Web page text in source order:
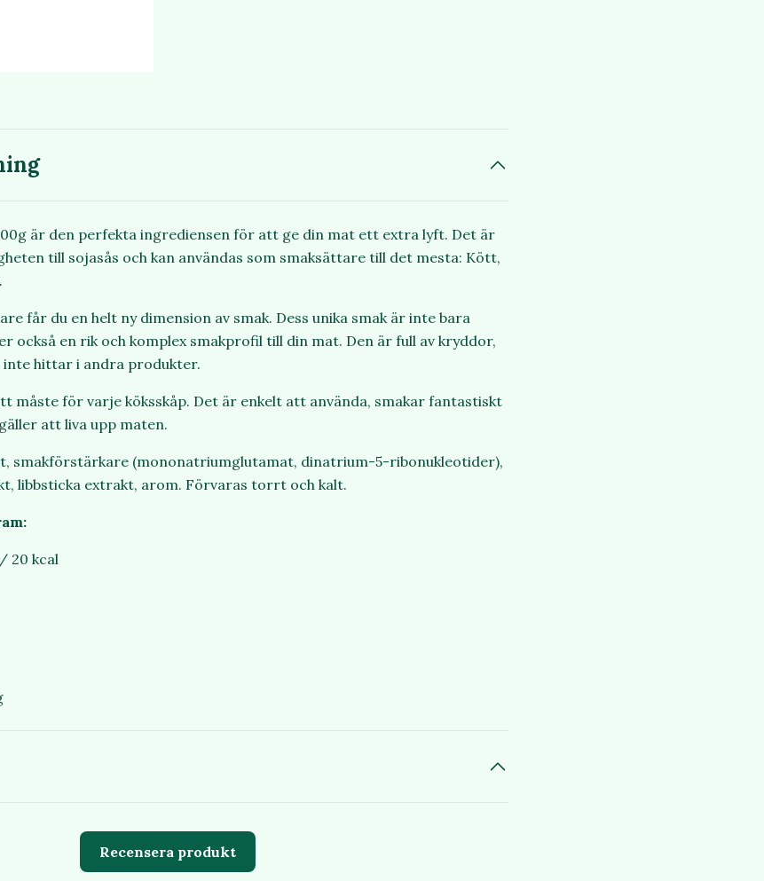
är den perfekta ingrediensen för att ge din mat ett extra lyft. Det är
till sojasås och kan användas som smaksättare till det mesta: Kött,
får du en helt ny dimension av smak. Dess unika smak är inte bara
också en rik och komplex smakprofil till din mat. Den är full av kryddor,
hittar i andra produkter.
måste för varje köksskåp. Det är enkelt att använda, smakar fantastiskt
att liva upp maten.
smakförstärkare (mononatriumglutamat, dinatrium-5-ribonukleotider),
libbsticka extrakt, arom. Förvaras torrt och kalt.
/ 20 kcal
Recensera produkt